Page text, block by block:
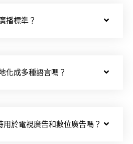
播標準？
化成多種語言嗎？
於電視廣告和數位廣告嗎？